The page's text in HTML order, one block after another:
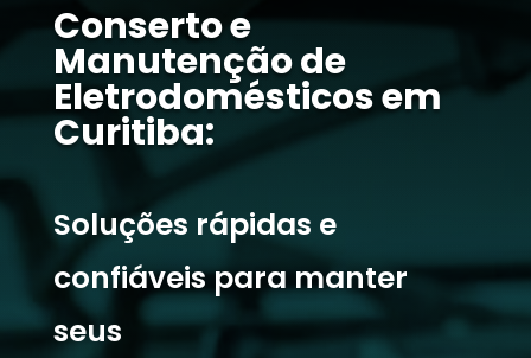
Conserto e
Manutenção de
Eletrodomésticos em
Curitiba:
Soluções rápidas e
confiáveis para manter
seus